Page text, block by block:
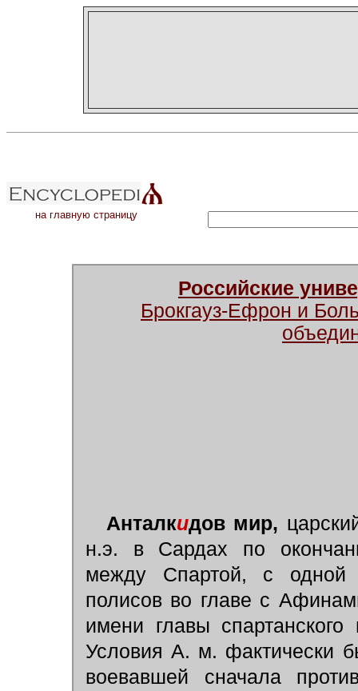
на главную страницу
Российские
Брокгауз-Ефрон и
Анталкидов мир,
н.э. в Сардах по
между Спартой, с одной
полисов во главе с
имени главы
Условия А. м. фактически
воевавшей сначала